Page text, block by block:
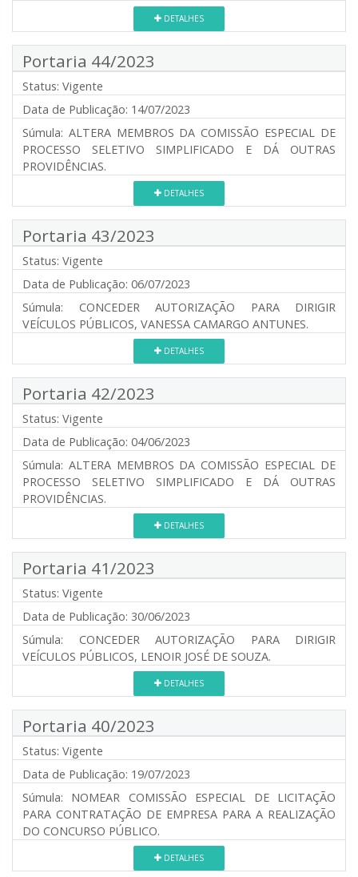
DETALHES
Portaria 44/2023
Status: Vigente
Data de Publicação: 14/07/2023
Súmula: ALTERA MEMBROS DA COMISSÃO ESPECIAL DE
PROCESSO SELETIVO SIMPLIFICADO E DÁ OUTRAS
PROVIDÊNCIAS.
DETALHES
Portaria 43/2023
Status: Vigente
Data de Publicação: 06/07/2023
Súmula: CONCEDER AUTORIZAÇÃO PARA DIRIGIR
VEÍCULOS PÚBLICOS, VANESSA CAMARGO ANTUNES.
DETALHES
Portaria 42/2023
Status: Vigente
Data de Publicação: 04/06/2023
Súmula: ALTERA MEMBROS DA COMISSÃO ESPECIAL DE
PROCESSO SELETIVO SIMPLIFICADO E DÁ OUTRAS
PROVIDÊNCIAS.
DETALHES
Portaria 41/2023
Status: Vigente
Data de Publicação: 30/06/2023
Súmula: CONCEDER AUTORIZAÇÃO PARA DIRIGIR
VEÍCULOS PÚBLICOS, LENOIR JOSÉ DE SOUZA.
DETALHES
Portaria 40/2023
Status: Vigente
Data de Publicação: 19/07/2023
Súmula: NOMEAR COMISSÃO ESPECIAL DE LICITAÇÃO
PARA CONTRATAÇÃO DE EMPRESA PARA A REALIZAÇÃO
DO CONCURSO PÚBLICO.
DETALHES